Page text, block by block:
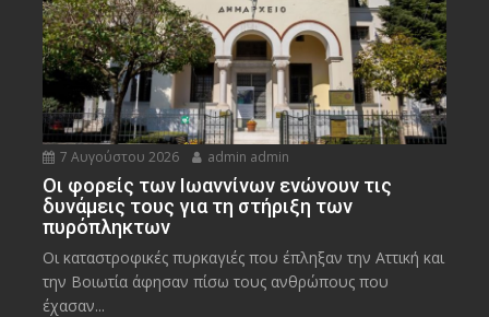
7 Αυγούστου 2026 admin admin
Οι φορείς των Ιωαννίνων ενώνουν τις
δυνάμεις τους για τη στήριξη των
πυρόπληκτων
Οι καταστροφικές πυρκαγιές που έπληξαν την Αττική και
την Bοιωτία άφησαν πίσω τους ανθρώπους που
έχασαν...